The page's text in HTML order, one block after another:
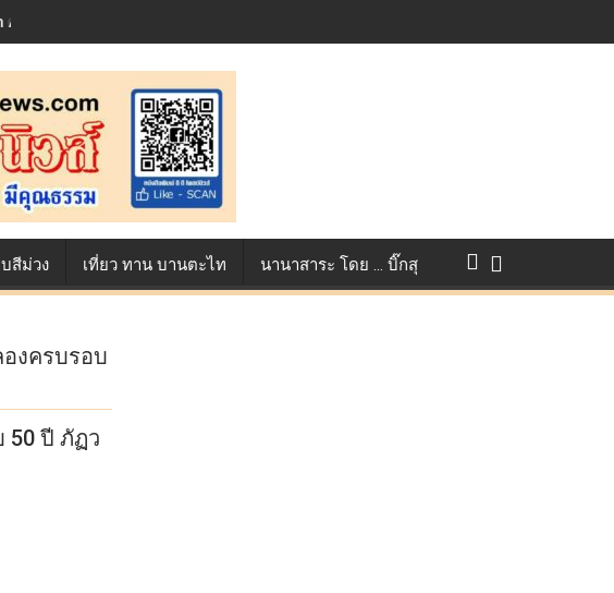
Contest ตอกย้ำศักยภาพแอนิเมชันไทยบนเวทีนานาชาติ ที่ประเทศอังกฤษ :
ลอดเส้นทางการแข่งขัน True AF 2026 :
สีม่วง เที่ยว ทาน บานตะไท นานาสาระ โดย … บิ๊กสุ
งครบรอบ
50 ปี ภัฏว